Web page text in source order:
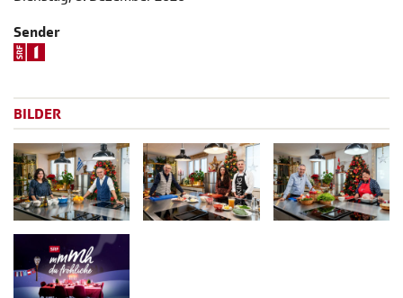
Sender
BILDER